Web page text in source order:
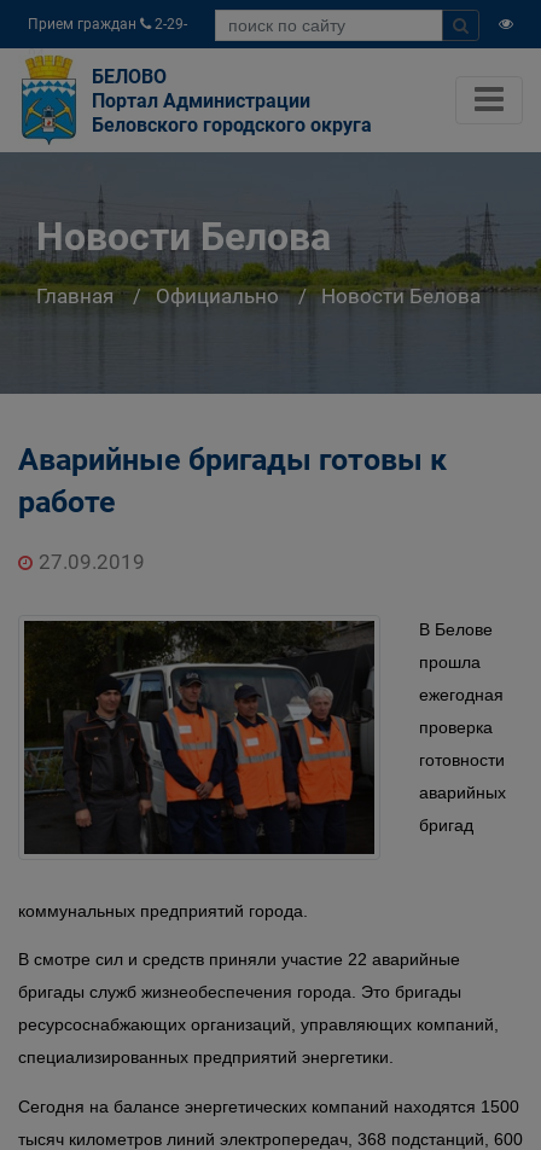
Прием граждан
2-29-
04
БЕЛОВО
Портал Администрации
Беловского городского округа
Новости Белова
Главная Официально Новости Белова
Аварийные бригады готовы к
работе
27.09.2019
В Белове
прошла
ежегодная
проверка
готовности
аварийных
бригад
коммунальных предприятий города.
В смотре сил и средств приняли участие 22 аварийные
бригады служб жизнеобеспечения города. Это бригады
ресурсоснабжающих организаций, управляющих компаний,
специализированных предприятий энергетики.
Сегодня на балансе энергетических компаний находятся 1500
тысяч километров линий электропередач, 368 подстанций, 600